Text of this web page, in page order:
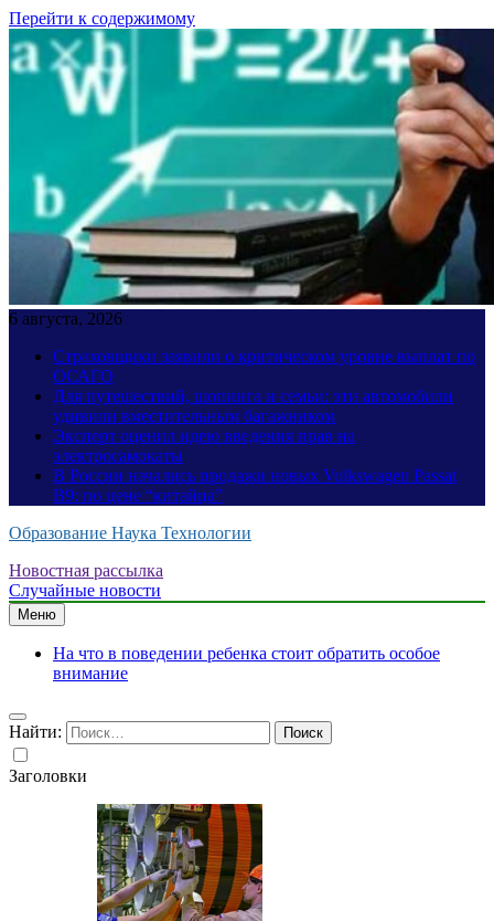
Перейти к содержимому
6 августа, 2026
Страховщики заявили о критическом уровне выплат по
ОСАГО
Для путешествий, шопинга и семьи: эти автомобили
удивили вместительным багажником
Эксперт оценил идею введения прав на
электросамокаты
В России начались продажи новых Volkswagen Passat
B9: по цене “китайца”
Образование Наука Технологии
Новостная рассылка
Случайные новости
Меню
На что в поведении ребенка стоит обратить особое
внимание
Найти:
Заголовки